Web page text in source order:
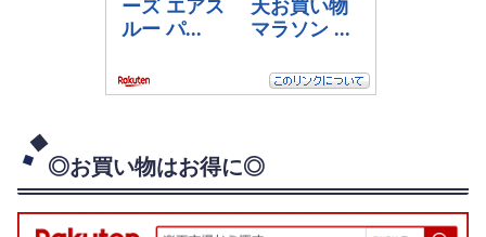
◎お買い物はお得に◎